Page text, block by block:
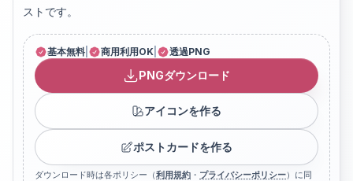
ストです。
基本無料 商用利用OK 透過PNG
PNGダウンロード
アイコンを作る
ポストカードを作る
ダウンロード時は各ポリシー（利用規約 ・ プライバシーポリシー）に同